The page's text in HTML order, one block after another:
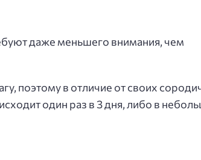
даже меньшего внимания, чем
поэтому в отличие от своих
один раз в 3 дня, либо в